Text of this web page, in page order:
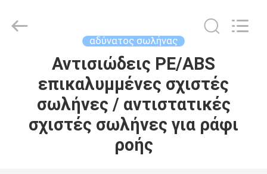
ΠΡΟΪΌΝΤΑ
ΠΕΡΊΠΟΥ
αδύνατος σωλήνας
Αντισιώδεις PE/ABS
επικαλυμμένες σχιστές
σωλήνες / αντιστατικές
σχιστές σωλήνες για ράφι
ροής